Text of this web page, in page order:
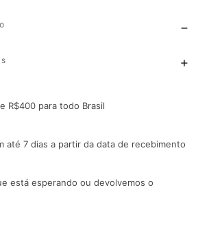
R$400 para todo Brasil
até 7 dias a partir da data de recebimento
está esperando ou devolvemos o